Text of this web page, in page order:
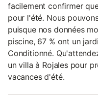
facilement confirmer
pour l'été. Nous
puisque nos données
piscine, 67 % ont un
Conditionné.
un villa à Rojales pour
vacances d'été.